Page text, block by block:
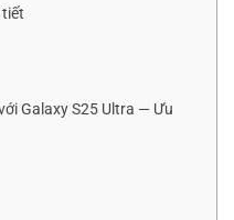
Galaxy S25 Ultra — Ưu